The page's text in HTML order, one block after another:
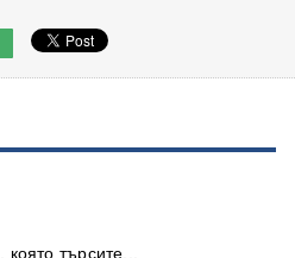
търсите...